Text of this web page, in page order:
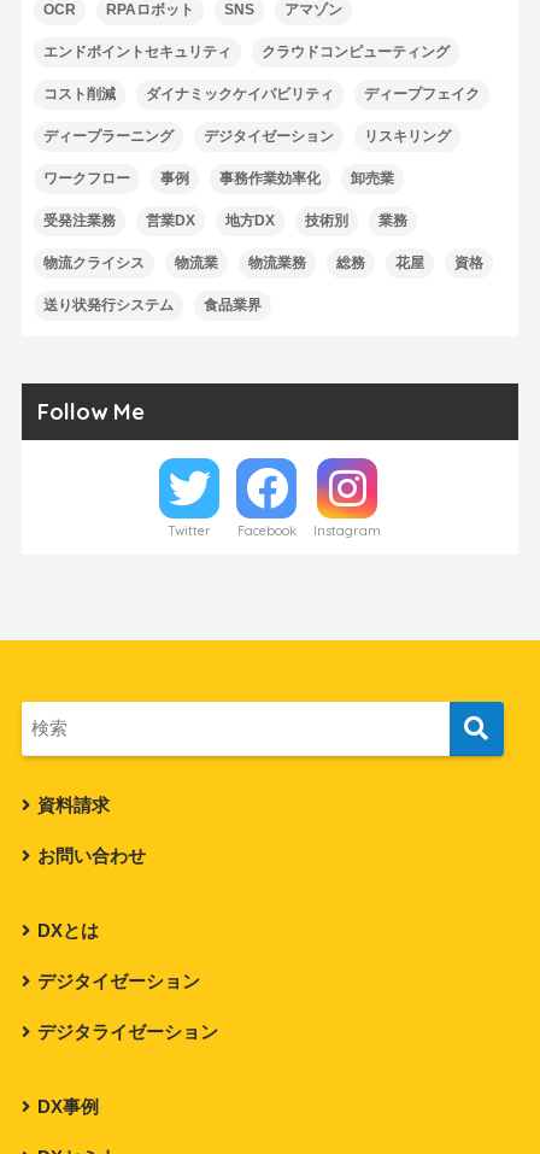
OCR RPAロボット SNS アマゾン
エンドポイントセキュリティ クラウドコンピューティング
コスト削減 ダイナミックケイパビリティ ディープフェイク
ディープラーニング デジタイゼーション リスキリング
ワークフロー 事例 事務作業効率化 卸売業
受発注業務 営業DX 地方DX 技術別 業務
物流クライシス 物流業 物流業務 総務 花屋 資格
送り状発行システム 食品業界
Follow Me
Twitter Facebook Instagram
資料請求
お問い合わせ
DXとは
デジタイゼーション
デジタライゼーション
DX事例